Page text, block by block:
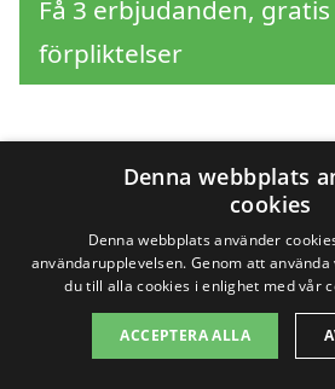
Få 3 erbjudanden,
förpliktelser
Sök efter en
professionell
takrengöring
städer nära
Denna webbplats
cookies
Denna webbplats använder
användarupplevelsen. Genom att
du till alla cookies i enlighet med vår
ACCEPTERA ALLA